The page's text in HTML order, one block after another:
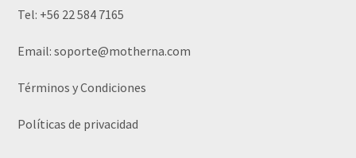
Tel: +56 22 584 7165
Email:soporte@motherna.com
Términos y Condiciones
Políticas de privacidad